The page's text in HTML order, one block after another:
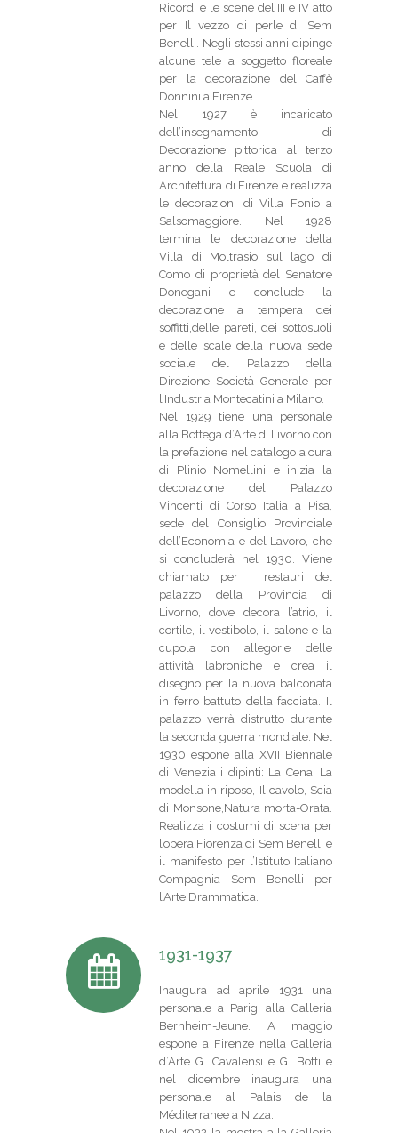
Ricordi e le scene del III e IV atto
per Il vezzo di perle di Sem
Benelli. Negli stessi anni dipinge
alcune tele a soggetto floreale
per la decorazione del Caffè
Donnini a Firenze.
Nel 1927 è incaricato
dell’insegnamento di
Decorazione pittorica al terzo
anno della Reale Scuola di
Architettura di Firenze e realizza
le decorazioni di Villa Fonio a
Salsomaggiore. Nel 1928
termina le decorazione della
Villa di Moltrasio sul lago di
Como di proprietà del Senatore
Donegani e conclude la
decorazione a tempera dei
soffitti,delle pareti, dei sottosuoli
e delle scale della nuova sede
sociale del Palazzo della
Direzione Società Generale per
l’Industria Montecatini a Milano.
Nel 1929 tiene una personale
alla Bottega d’Arte di Livorno con
la prefazione nel catalogo a cura
di Plinio Nomellini e inizia la
decorazione del Palazzo
Vincenti di Corso Italia a Pisa,
sede del Consiglio Provinciale
dell’Economia e del Lavoro, che
si concluderà nel 1930. Viene
chiamato per i restauri del
palazzo della Provincia di
Livorno, dove decora l’atrio, il
cortile, il vestibolo, il salone e la
cupola con allegorie delle
attività labroniche e crea il
disegno per la nuova balconata
in ferro battuto della facciata. Il
palazzo verrà distrutto durante
la seconda guerra mondiale. Nel
1930 espone alla XVII Biennale
di Venezia i dipinti: La Cena, La
modella in riposo, Il cavolo, Scia
di Monsone,Natura morta-Orata.
Realizza i costumi di scena per
l’opera Fiorenza di Sem Benelli e
il manifesto per l’Istituto Italiano
Compagnia Sem Benelli per
l’Arte Drammatica.
1931-1937
Inaugura ad aprile 1931 una
personale a Parigi alla Galleria
Bernheim-Jeune. A maggio
espone a Firenze nella Galleria
d’Arte G. Cavalensi e G. Botti e
nel dicembre inaugura una
personale al Palais de la
Méditerranee a Nizza.